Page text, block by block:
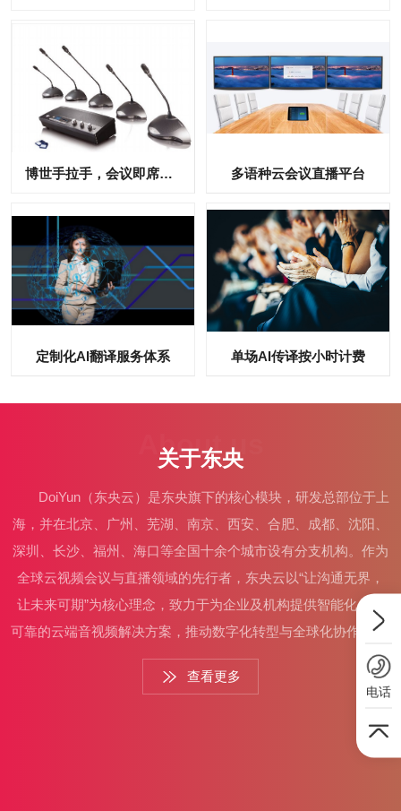
博世手拉手，会议即席发言讨论话筒 多语种云会议直播平台
定制化AI翻译服务体系 单场AI传译按小时计费
About us
关于东央
DoiYun（东央云）是东央旗下的核心模块，研发总部位于上
海，并在北京、广州、芜湖、南京、西安、合肥、成都、沈阳、
深圳、长沙、福州、海口等全国十余个城市设有分支机构。作为
全球云视频会议与直播领域的先行者，东央云以“让沟通无界，
让未来可期”为核心理念，致力于为企业及机构提供智能化、高
可靠的云端音视频解决方案，推动数字化转型与全球化协作。 业
服务，产品线覆盖大班直播、小班互动、云直播系统、网校系
算法，东央云支持从百人到数万人规模的实时互动，兼容主流平
查看更多
电话